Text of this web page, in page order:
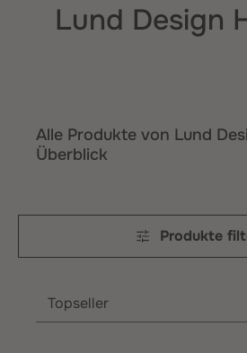
Lund Design
Alle Produkte von Lund
Überblick
Produkte